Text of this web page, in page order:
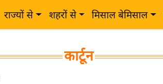
राज्यों से शहरों से मिसाल बेमिसाल
कार्टून